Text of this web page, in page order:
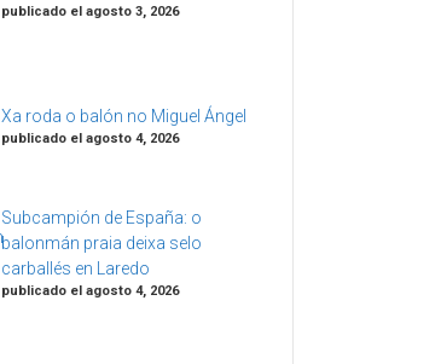
publicado el agosto 3, 2026
Xa roda o balón no Miguel Ángel
publicado el agosto 4, 2026
Subcampión de España: o
balonmán praia deixa selo
carballés en Laredo
publicado el agosto 4, 2026